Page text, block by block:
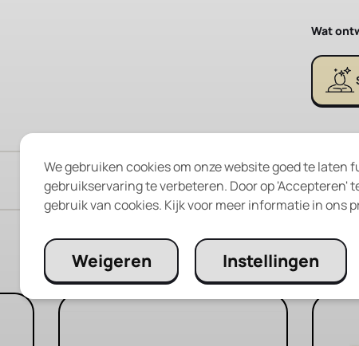
Wat
Andere ouders
We gebruiken cookies om onze website goed te laten
gebruikservaring te verbeteren. Door op 'Accepteren'
gebruik van cookies. Kijk voor meer informatie in ons
Instellingen
Weigeren